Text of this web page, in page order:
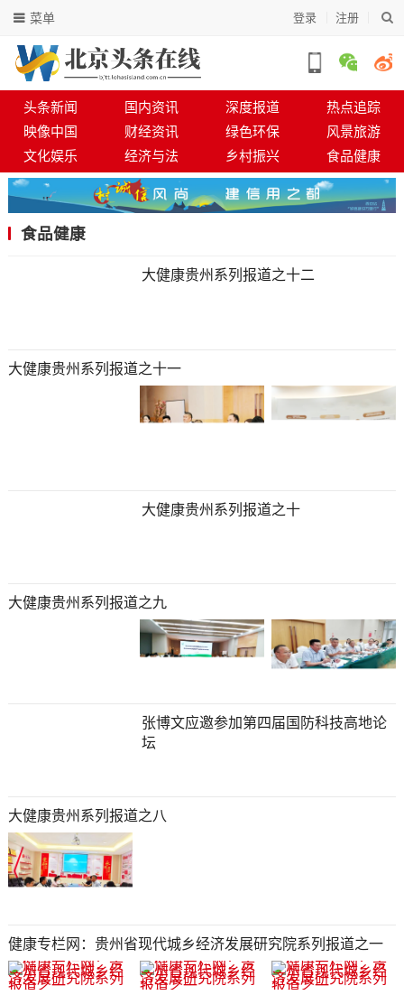
登录 注册
菜单
头条新闻 国内资讯 深度报道
热点追踪
映像中国
财经资讯 绿色环保
风景旅游
文化娱乐
经济与法 乡村振兴 食品健康
食品健康
大健康贵州系列报道之十二
大健康贵州系列报道之十一
大健康贵州系列报道之十
大健康贵州系列报道之九
张博文应邀参加第四届国防科技高地论
坛
大健康贵州系列报道之八
健康专栏网：贵州省现代城乡经济发展研究院系列报道之一